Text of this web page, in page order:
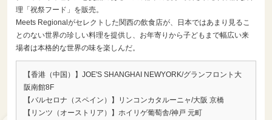
理「祝祭フード」を販売。
Meets Regionalがセレクトした関西の飲食店が、日本ではあまり見るこ
とのない世界の珍しい料理を提供し、お年寄りから子どもまで幅広い来
場者は本格的な世界の味を楽しんだ。
【香港（中国）】JOE'S SHANGHAI NEWYORK/グランフロント大
阪南館8F
【バルセロナ（スペイン）】リンコンカタルーニャ/大阪 京橋
【リンツ（オーストリア）】ホイリゲ葡萄舎/神戸 元町